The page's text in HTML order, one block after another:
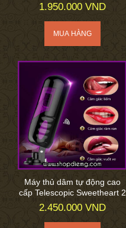
1.950.000 VND
Máy thủ dâm tự động cao
cấp Telescopic Sweetheart 2
2.450.000 VND